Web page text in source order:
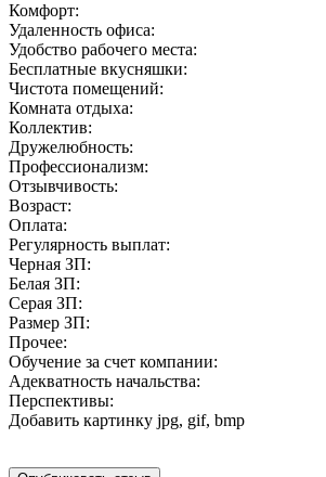
Комфорт:
Удаленность офиса:
Удобство рабочего места:
Бесплатные вкусняшки:
Чистота помещений:
Комната отдыха:
Коллектив:
Дружелюбность:
Профессионализм:
Отзывчивость:
Возраст:
Оплата:
Регулярность выплат:
Черная ЗП:
Белая ЗП:
Серая ЗП:
Размер ЗП:
Прочее:
Обучение за счет компании:
Адекватность начальства:
Перспективы:
Добавить картинку jpg, gif, bmp